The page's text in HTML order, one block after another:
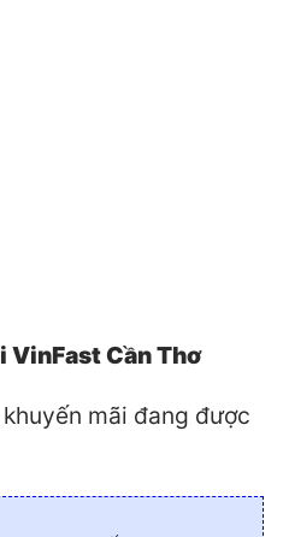
VinFast Cần Thơ
mãi đang được